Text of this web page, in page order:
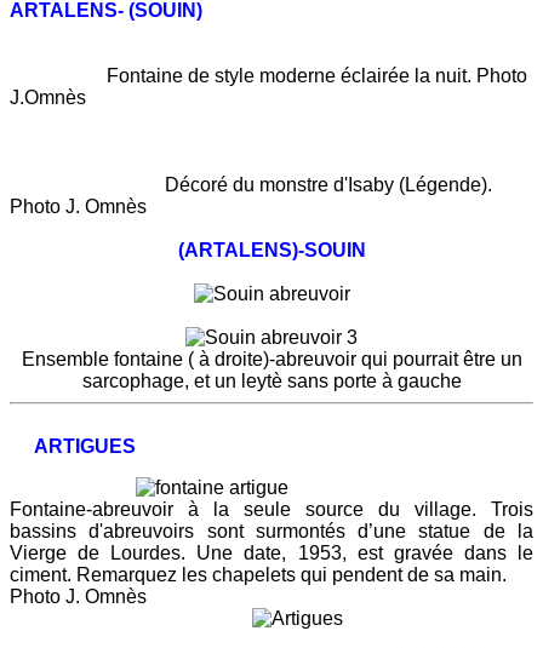
ARTALENS- (SOUIN)
Fontaine de style moderne éclairée la nuit. Photo
J.Omnès
Décoré du monstre d'Isaby (Légende).
Photo J. Omnès
(ARTALENS)-SOUIN
Ensemble fontaine ( à droite)-abreuvoir qui pourrait être un
sarcophage, et un leytè sans porte à gauche
ARTIGUES
Fontaine-abreuvoir à la seule source du village. Trois
bassins d'abreuvoirs sont surmontés d’une statue de la
Vierge de Lourdes. Une date, 1953, est gravée dans le
ciment. Remarquez les chapelets qui pendent de sa main.
Photo J. Omnès